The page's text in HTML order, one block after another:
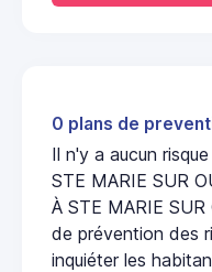
0 plans de
Il n'y a aucun
STE MARIE SUR
À STE MARIE
de prévention des
inquiéter les